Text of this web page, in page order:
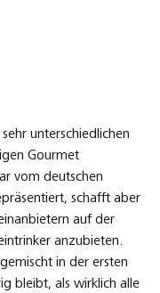
unterschiedlichen
Gourmet
vom deutschen
schafft aber
auf der
anzubieten.
in der ersten
bleibt, als wirklich alle